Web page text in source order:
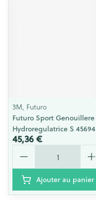
3M, Futuro
Futuro Sport Genouillere
Hydroregulatrice S 45694
45,36 €
Quantité
Ajouter au panier